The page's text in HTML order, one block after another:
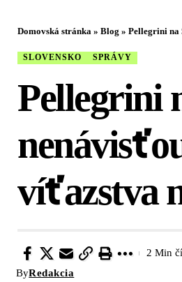
Domovská stránka » Blog » Pellegrini na
SLOVENSKO SPRÁVY
Pellegrini
víťazstva
ByRedakcia
2 Min